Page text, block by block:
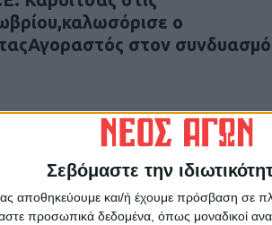
Σεβόμαστε την
μας αποθηκεύουμε και/ή έχουμε πρόσβαση σε
προσωπικά δεδομένα, όπως μοναδικοί
ο
στον συνδυασμό
το 1965 και
τη Φωτεινή Καραφέρηκαι
στην Ιταλία καιειδικεύτηκε